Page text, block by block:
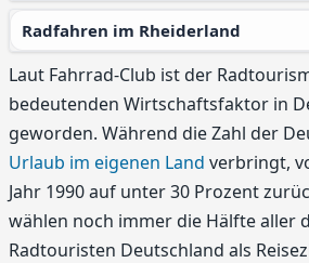
Radfahren im Rheiderland
Laut Fahrrad-Club ist der
bedeutenden Wirtschaftsfaktor in
geworden. Während die Zahl der
Urlaub im eigenen Land verbringt,
Jahr 1990 auf unter 30 Prozent
wählen noch immer die Hälfte aller
Radtouristen Deutschland als